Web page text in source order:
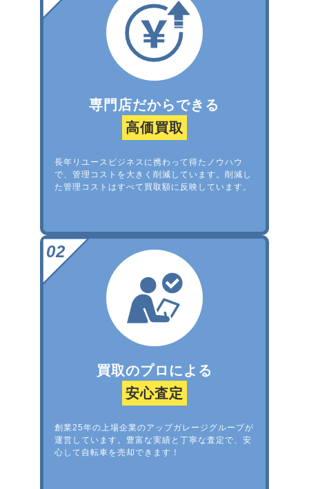
専門店だからできる
高価買取
長年リユースビジネスに携わって得たノウハウ
で、管理コストを大きく削減しています。削減し
た管理コストはすべて買取額に反映しています。
買取のプロによる
安心査定
創業25年の上場企業のアップガレージグループが
運営しています。豊富な実績と丁寧な査定で、安
心して自転車を売却できます！